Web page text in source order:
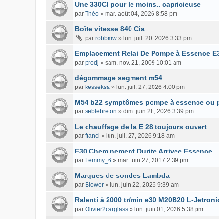
Une 330CI pour le moins.. capricieuse
par Théo » mar. août 04, 2026 8:58 pm
Boîte vitesse 840 Cia
par robbmw » lun. juil. 20, 2026 3:33 pm
Emplacement Relai De Pompe à Essence
par prodj » sam. nov. 21, 2009 10:01 am
dégommage segment m54
par kesseksa » lun. juil. 27, 2026 4:00 pm
M54 b22 symptômes pompe à essence ou
par seblebreton » dim. juin 28, 2026 3:39 pm
Le chauffage de la E 28 toujours ouvert
par franci » lun. juil. 27, 2026 9:18 am
E30 Cheminement Durite Arrivee Essence
par Lemmy_6 » mar. juin 27, 2017 2:39 pm
Marques de sondes Lambda
par Blower » lun. juin 22, 2026 9:39 am
Ralenti à 2000 tr/min e30 M20B20 L-
par Olivier2carglass » lun. juin 01, 2026 5:38 pm